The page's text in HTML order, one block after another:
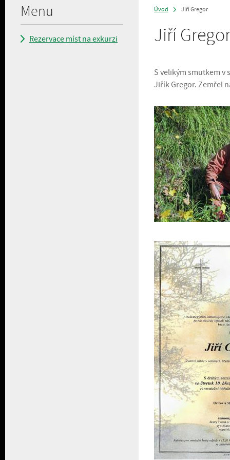
Menu
Rezervace míst na exkurzi
Úvod Jiří Gregor
Jiří Gregor
S velikým smutkem v
Jiřík Gregor. Zemřel